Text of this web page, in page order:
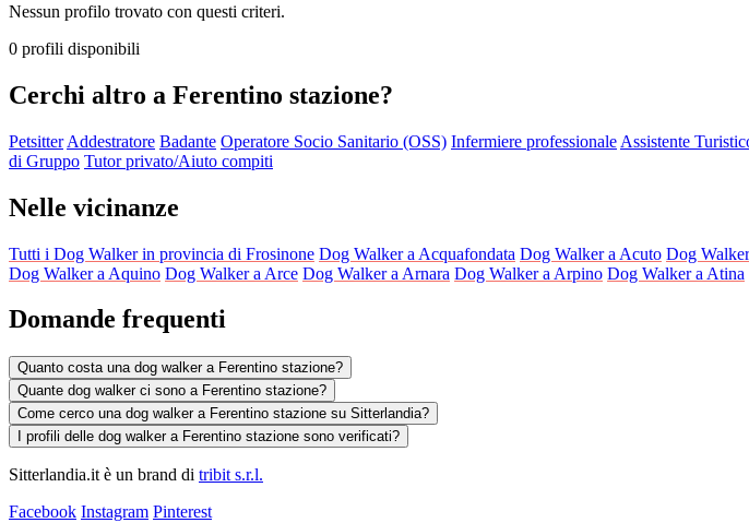
Nessun profilo trovato con questi criteri.
0 profili disponibili
Cerchi altro a Ferentino stazione?
Petsitter Addestratore Badante Operatore Socio Sanitario (OSS) Infermiere professionale Assistente
di Gruppo Tutor privato/Aiuto compiti
Nelle vicinanze
Tutti i Dog Walker in provincia di Frosinone Dog Walker a Acquafondata Dog Walker a Acuto Dog
Dog Walker a Aquino Dog Walker a Arce Dog Walker a Arnara Dog Walker a Arpino Dog Walker a Atina
Domande frequenti
Quanto costa una dog walker a Ferentino stazione?
Quante dog walker ci sono a Ferentino stazione?
Come cerco una dog walker a Ferentino stazione su Sitterlandia?
I profili delle dog walker a Ferentino stazione sono verificati?
Sitterlandia.it è un brand di tribit s.r.l.
Facebook Instagram Pinterest